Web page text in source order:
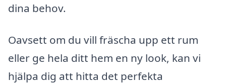
dina behov.
Oavsett om du vill fräscha upp ett rum
eller ge hela ditt hem en ny look, kan vi
hjälpa dig att hitta det perfekta